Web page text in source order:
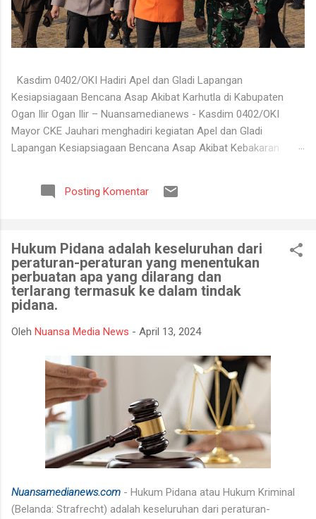
Kasdim 0402/OKI Hadiri Apel dan Gladi Lapangan
Kesiapsiagaan Bencana Asap Akibat Karhutla di Kabupaten
Ogan Ilir Ogan Ilir – Nuansamedianews - Kasdim 0402/OKI
Mayor CKE Jauhari menghadiri kegiatan Apel dan Gladi
Lapangan Kesiapsiagaan Bencana Asap Akibat Kebakaran
yang digelar di Lapangan Upacara Komplek Perkantoran
Terpadu (KPT) Tanjung Senai, Kabupaten Ogan Ilir, Selasa
bencana asap akibat kebakaran hutan dan lahan yang kerap
terjadi pada musim kemarau. Apel dan gladi lapangan diikuti
oleh unsur TNI, Polri, BPBD, Manggala Agni, Dinas Pemadam
Kebakaran, instansi pemerintah daerah, relawan, serta berbagai
elemen masyarakat. Melalui kegiatan ini, seluruh peserta
mendapatkan gambaran mengenai mekanisme penanganan
personel dan peralatan, hingga simulasi pe...
Posting Komentar
Hukum Pidana adalah keseluruhan dari
peraturan-peraturan yang menentukan
perbuatan apa yang dilarang dan
terlarang termasuk ke dalam tindak
pidana.
Oleh Nuansa Media News - April 13, 2024
Nuansamedianews.com - Hukum Pidana atau Hukum Kriminal
(Belanda: Strafrecht) adalah keseluruhan dari peraturan-